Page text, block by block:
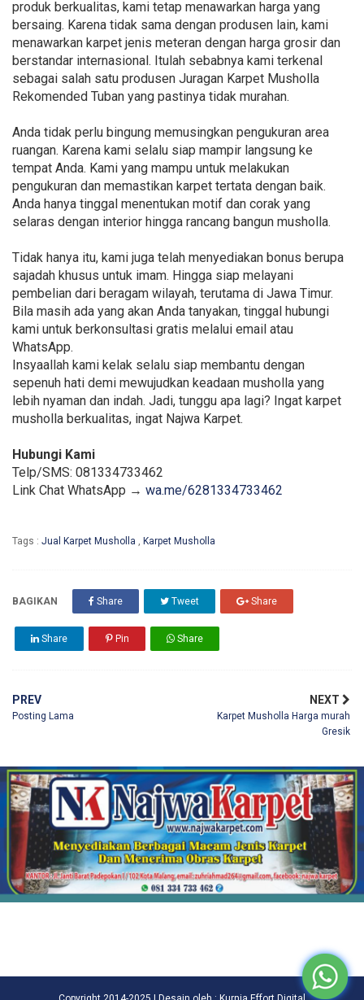
produk berkualitas, kami tetap menawarkan harga yang
bersaing. Karena tidak sama dengan produsen lain, kami
menawarkan karpet jenis meteran dengan harga grosir dan
berstandar internasional. Itulah sebabnya kami terkenal
sebagai salah satu produsen Juragan Karpet Musholla
Rekomended Tuban yang pastinya tidak murahan.
Anda tidak perlu bingung memusingkan pengukuran area
ruangan. Karena kami selalu siap mampir langsung ke
tempat Anda. Kami yang mampu untuk melakukan
pengukuran dan memastikan karpet tertata dengan baik.
Anda hanya tinggal menentukan motif dan corak yang
selaras dengan interior hingga rancang bangun musholla.
Tidak hanya itu, kami juga telah menyediakan bonus berupa
sajadah khusus untuk imam. Hingga siap melayani
pembelian dari beragam wilayah, terutama di Jawa Timur.
Bila masih ada yang akan Anda tanyakan, tinggal hubungi
kami untuk berkonsultasi gratis melalui email atau
WhatsApp.
Insyaallah kami kelak selalu siap membantu dengan
sepenuh hati demi mewujudkan keadaan musholla yang
lebih nyaman dan indah. Jadi, tunggu apa lagi? Ingat karpet
musholla berkualitas, ingat Najwa Karpet.
Hubungi Kami
Telp/SMS: 081334733462
Link Chat WhatsApp → wa.me/6281334733462
Tags : Jual Karpet Musholla , Karpet Musholla
BAGIKAN Share Tweet Share
Share Pin Share
PREV
Posting Lama
NEXT
Karpet Musholla Harga murah
Gresik